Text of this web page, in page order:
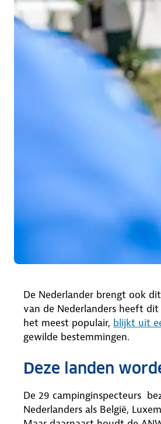
De Nederlander brengt ook
van de Nederlanders heeft
het meest populair, blijkt uit
gewilde bestemmingen.
Deze landen
De 29 campinginspecteurs
Nederlanders als België,